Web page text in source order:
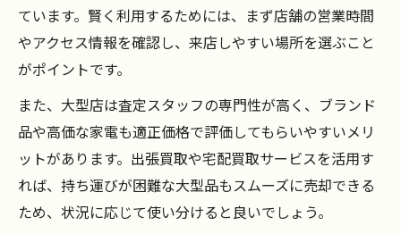
ています。賢く利用するためには、まず店舗の営業時間
やアクセス情報を確認し、来店しやすい場所を選ぶこと
がポイントです。
また、大型店は査定スタッフの専門性が高く、ブランド
品や高価な家電も適正価格で評価してもらいやすいメリ
ットがあります。出張買取や宅配買取サービスを活用す
れば、持ち運びが困難な大型品もスムーズに売却できる
ため、状況に応じて使い分けると良いでしょう。